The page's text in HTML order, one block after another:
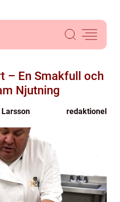
– En Smakfull och
Njutning
redaktionel